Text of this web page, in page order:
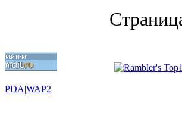
PDA|WAP2